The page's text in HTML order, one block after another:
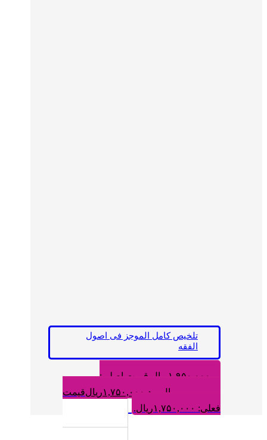
تلخیص کامل الموجز فی اصول
الفقه
۱,۹۵۰,۰۰۰ ریال
قیمت اصلی:
۱,۷۵۰,۰۰۰ریالقیمت
فعلی: ۱,۷۵۰,۰۰۰ریال.